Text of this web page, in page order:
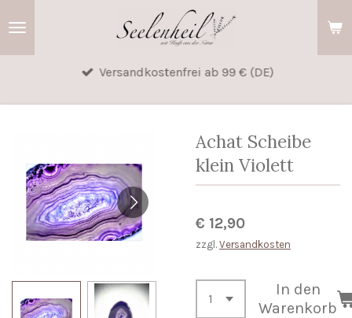
Versandkostenfrei ab 99 € (DE)
Achat Scheibe
klein Violett
€ 12,90
zzgl. Versandkosten
In den
Warenkorb